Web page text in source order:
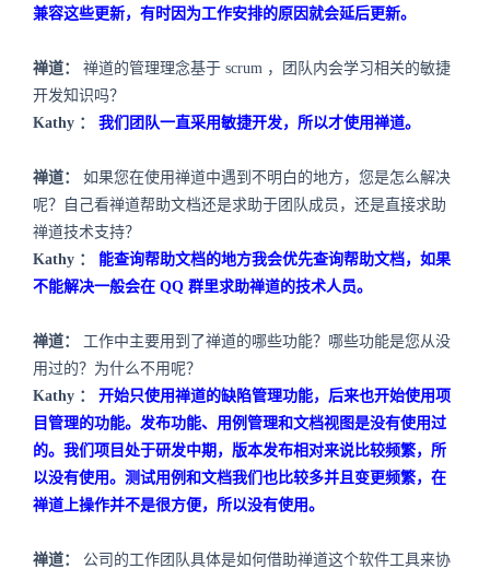
兼容这些更新，有时因为工作安排的原因就会延后更新。
禅道： 禅道的管理理念基于 scrum ，团队内会学习相关的敏捷
开发知识吗？
Kathy ： 我们团队一直采用敏捷开发，所以才使用禅道。
禅道：
如果您在使用禅道中遇到不明白的地方，您是怎么解决
呢？自己看禅道帮助文档还是求助于团队成员，还是直接求助
禅道技术支持？
Kathy ：
能查询帮助文档的地方我会优先查询帮助文档，如果
不能解决一般会在 QQ 群里求助禅道的技术人员。
禅道：
工作中主要用到了禅道的哪些功能？哪些功能是您从没
用过的？为什么不用呢？
Kathy ：
开始只使用禅道的缺陷管理功能，后来也开始使用项
目管理的功能。发布功能、用例管理和文档视图是没有使用过
的。我们项目处于研发中期，版本发布相对来说比较频繁，所
以没有使用。测试用例和文档我们也比较多并且变更频繁，在
禅道上操作并不是很方便，所以没有使用。
禅道：
公司的工作团队具体是如何借助禅道这个软件工具来协